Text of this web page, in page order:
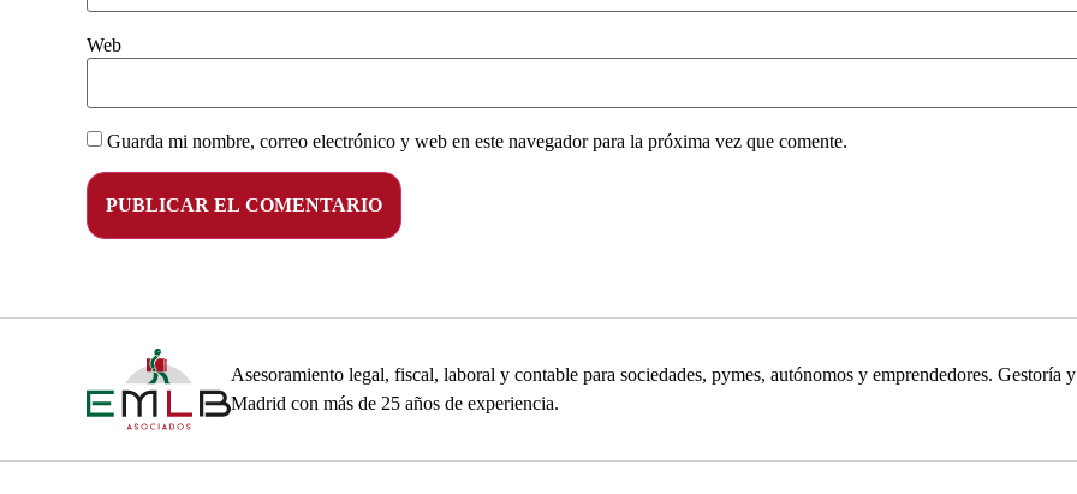
Web
Guarda mi nombre, correo electrónico y web en este navegador para la próxima vez que comente.
Asesoramiento legal, fiscal, laboral y contable para sociedades, pymes, autónomos y emprendedores. Gestoría
Madrid con más de 25 años de experiencia.